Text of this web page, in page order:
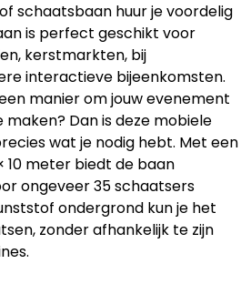
schaatsbaan huur je voordelig
is perfect geschikt voor
kerstmarkten, bij
interactieve bijeenkomsten.
manier om jouw evenement
Dan is deze mobiele
wat je nodig hebt. Met een
10 meter biedt de baan
ongeveer 35 schaatsers
ondergrond kun je het
zonder afhankelijk te zijn